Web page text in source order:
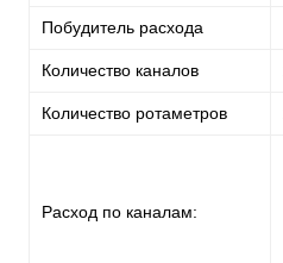
Побудитель расхода
Количество каналов
Количество ротаметров
Расход по каналам: